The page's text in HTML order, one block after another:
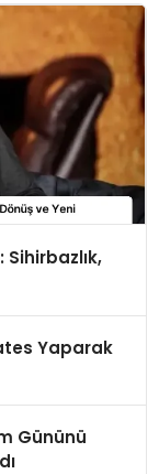
Sihirbazlık,
Yaparak
Gününü